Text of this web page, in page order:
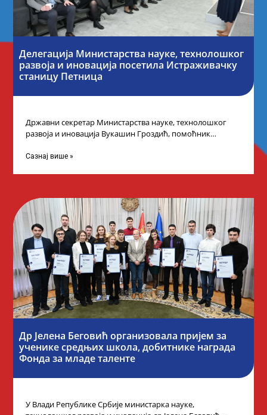
Делегација Министарства науке, технолошког
развоја и иновација посетила Истраживачку
станицу Петница
Државни секретар Министарства науке, технолошког
развоја и иновација Вукашин Гроздић, помоћник
промоцију
Сазнај више »
Др Јелена Беговић организовала пријем за
ученике средњих школа, добитнике награда
Фонда за младе таленте
У Влади Републике Србије министарка науке,